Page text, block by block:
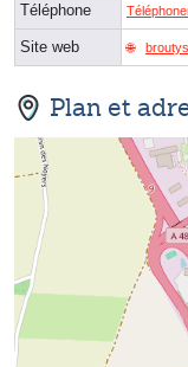
Téléphone
Site web
Plan et